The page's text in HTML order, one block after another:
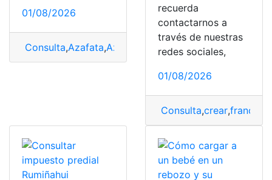
01/08/2026
Consulta,Azafata,Azafata en Ecuador ,sueldo
recuerda
contactarnos a
través de nuestras
redes sociales,
01/08/2026
Consulta,crear,